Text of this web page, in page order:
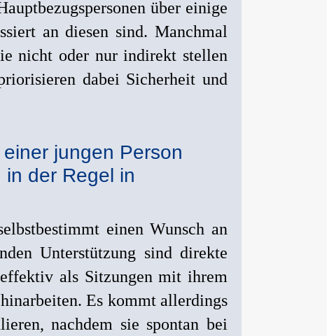
über einige
an diesen sind. Manchmal
nicht oder nur indirekt stellen
dabei Sicherheit und
jungen Person
der Regel in
einen Wunsch an
Unterstützung sind direkte
als Sitzungen mit ihrem
Es kommt allerdings
nachdem sie spontan bei